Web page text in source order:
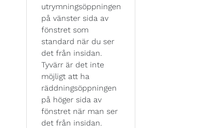
utrymningsöppningen
på vänster sida av
fönstret som
standard när du ser
det från insidan.
Tyvärr är det inte
möjligt att ha
räddningsöppningen
på höger sida av
fönstret när man ser
det från insidan.